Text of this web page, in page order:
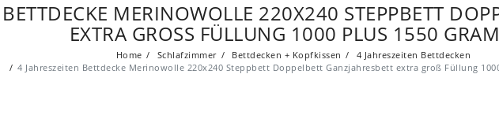
MERINOWOLLE 220X240 STEPPBETT
EXTRA GROSS FÜLLUNG 1000 PLUS 1550 GRAMM
Home Schlafzimmer Bettdecken + Kopfkissen
4 Jahreszeiten Bettdecken
4 Jahreszeiten Bettdecke Merinowolle 220x240 Steppbett Doppelbett Ganzjahresbett extra groß Füllung